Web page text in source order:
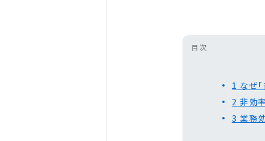
目次
1 なぜ
2 非効
3 業務